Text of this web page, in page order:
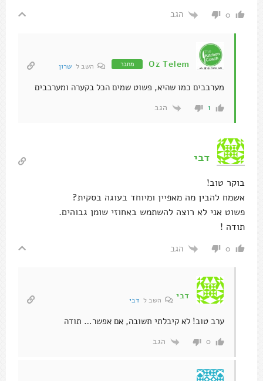
0 הגב
Oz Telem מחבר השב ל שרון
מערבבים כמו שהיא, פשוט שמים הכל בקערה ומערבבים
1 הגב
דבי
בוקר טוב!
אשמח להבין מה מאפיין ומיוחד בעוגה בסקית?
פשוט אני לא רוצה להשתמש באחוזי שומן גבוהים.
תודה !
0 הגב
דבי השב לדבי
ערב טוב! לא קיבלתי תשובה, אם אפשר… תודה
0 הגב